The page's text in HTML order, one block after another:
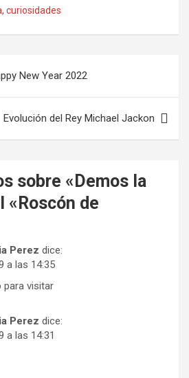
, curiosidades
New Year 2022
Evolución del Rey Michael Jackon
sobre « Demos la
«Roscón de
Perez dice:
a las 14:35
para visitar
Perez dice:
a las 14:31